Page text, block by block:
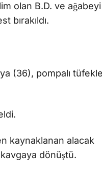
olan B.D. ve ağabeyi
bırakıldı.
(36), pompalı tüfekle
kaynaklanan alacak
dönüştü.